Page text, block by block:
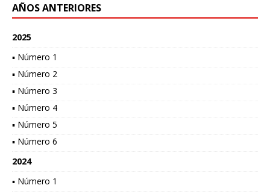
AÑOS ANTERIORES
2025
▪ Número 1
▪ Número 2
▪ Número 3
▪ Número 4
▪ Número 5
▪ Número 6
2024
▪ Número 1